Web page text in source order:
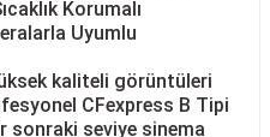
Korumalı
Uyumlu
kaliteli görüntüleri
CFexpress B Tipi
sonraki seviye sinema